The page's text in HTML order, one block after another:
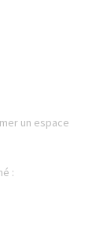
un espace
: